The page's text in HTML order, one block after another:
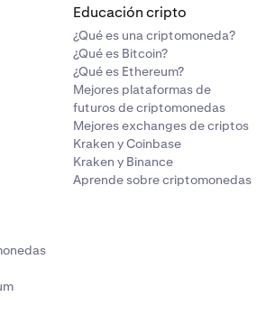
Educación cripto
¿Qué es una criptomoneda?
¿Qué es Bitcoin?
¿Qué es Ethereum?
Mejores plataformas de
futuros de criptomonedas
Mejores exchanges de criptos
Kraken y Coinbase
Kraken y Binance
Aprende sobre criptomonedas